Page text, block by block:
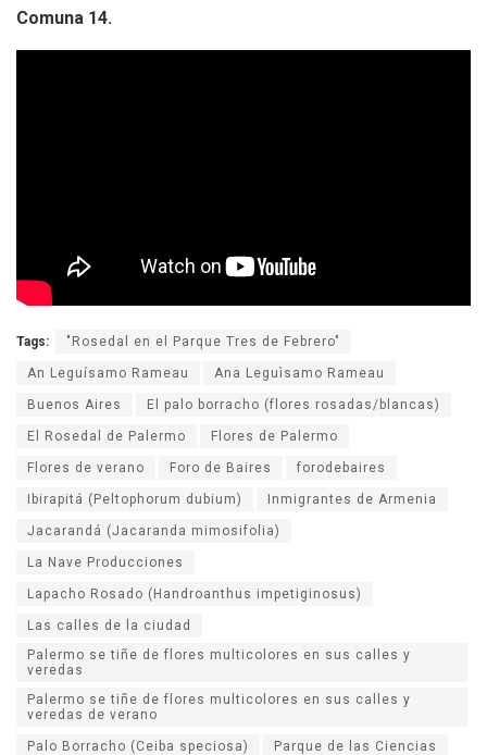
Comuna 14.
Tags: "Rosedal en el Parque Tres de Febrero"
An Leguísamo Rameau Ana Leguìsamo Rameau
Buenos Aires El palo borracho (flores rosadas/blancas)
El Rosedal de Palermo Flores de Palermo
Flores de verano Foro de Baires forodebaires
Ibirapitá (Peltophorum dubium) Inmigrantes de Armenia
Jacarandá (Jacaranda mimosifolia)
La Nave Producciones
Lapacho Rosado (Handroanthus impetiginosus)
Las calles de la ciudad
Palermo se tiñe de flores multicolores en sus calles y
veredas
Palermo se tiñe de flores multicolores en sus calles y
veredas de verano
Palo Borracho (Ceiba speciosa) Parque de las Ciencias